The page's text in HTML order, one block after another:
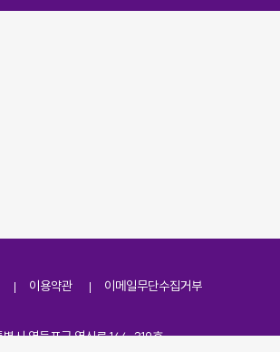
이용약관 이메일무단수집거부
시 영등포구 영신로 166, 319호